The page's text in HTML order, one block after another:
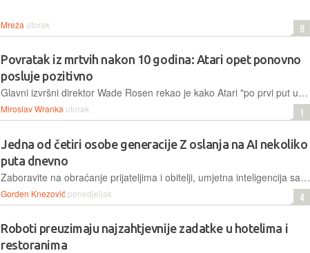
Mreža utorak 8
Povratak iz mrtvih nakon 10 godina: Atari opet ponovno
posluje pozitivno
Glavni izvršni direktor Wade Rosen rekao je kako Atari "po prvi put u nekoliko godina postiže operativnu profitabilnost". Uvjeren je kako će nastaviti generirati održivi rast
Miroslav Wranka utorak 1
Jedna od četiri osobe generacije Z oslanja na AI nekoliko
puta dnevno
Zaboravite na obraćanje prijateljima i obitelji, umjetna inteligencija sada postaje prva adresa generacije Z kada je u pitanju traženje savjeta
Gorden Knezović ponedjeljak 4
Roboti preuzimaju najzahtjevnije zadatke u hotelima i
restoranima